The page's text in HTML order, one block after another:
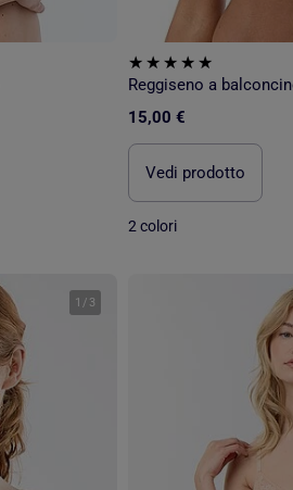
Reggiseno a
15,00 €
Vedi prodotto
2 colori
1 / 3